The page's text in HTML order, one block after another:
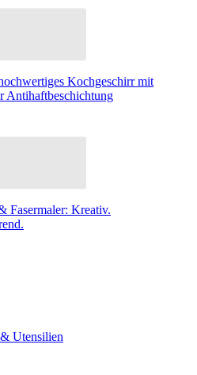
Kochgeschirr mit
Antihaftbeschichtung
Fasermaler: Kreativ.
Utensilien